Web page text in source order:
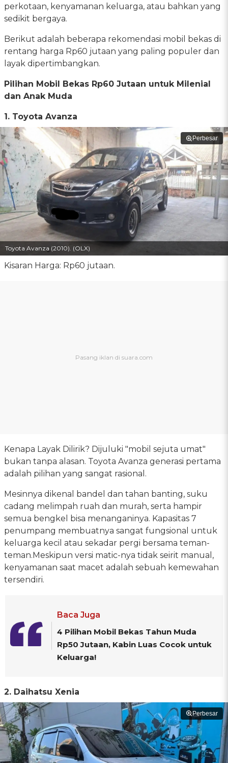
perkotaan, kenyamanan keluarga, atau bahkan yang
sedikit bergaya.
Berikut adalah beberapa rekomendasi mobil bekas di
rentang harga Rp60 jutaan yang paling populer dan
layak dipertimbangkan.
Pilihan Mobil Bekas Rp60 Jutaan untuk Milenial
dan Anak Muda
1. Toyota Avanza
Perbesar
Toyota Avanza (2010). (OLX)
Kisaran Harga: Rp60 jutaan.
Kenapa Layak Dilirik? Dijuluki "mobil sejuta umat"
bukan tanpa alasan. Toyota Avanza generasi pertama
adalah pilihan yang sangat rasional.
Mesinnya dikenal bandel dan tahan banting, suku
cadang melimpah ruah dan murah, serta hampir
semua bengkel bisa menanganinya. Kapasitas 7
penumpang membuatnya sangat fungsional untuk
keluarga kecil atau sekadar pergi bersama teman-
teman.Meskipun versi matic-nya tidak seirit manual,
kenyamanan saat macet adalah sebuah kemewahan
tersendiri.
Baca Juga
4 Pilihan Mobil Bekas Tahun Muda
Rp50 Jutaan, Kabin Luas Cocok untuk
Keluarga!
2. Daihatsu Xenia
Perbesar